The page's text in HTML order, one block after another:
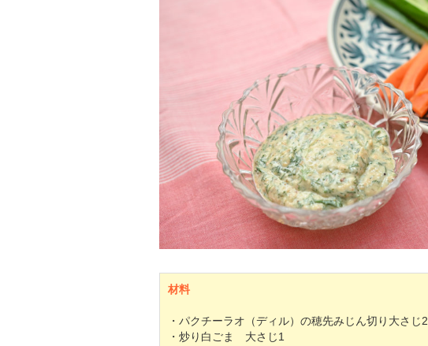
材料
・パクチーラオ（ディル）の穂先みじん切り大さじ2
・炒り白ごま 大さじ1